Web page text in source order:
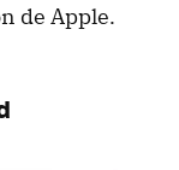
de Apple.